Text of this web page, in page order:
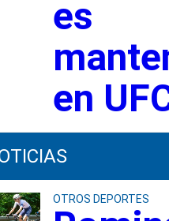
es
en
OTROS DEPORTES